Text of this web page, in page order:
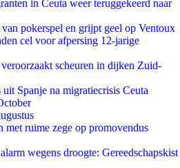
in Ceuta weer teruggekeerd naar
pokerspel en grijpt geel op Ventoux
cel voor afpersing 12-jarige
scheuren in dijken Zuid-
Spanje na migratiecrisis Ceuta
met ruime zege op promovendus
wegens droogte: Gereedschapskist